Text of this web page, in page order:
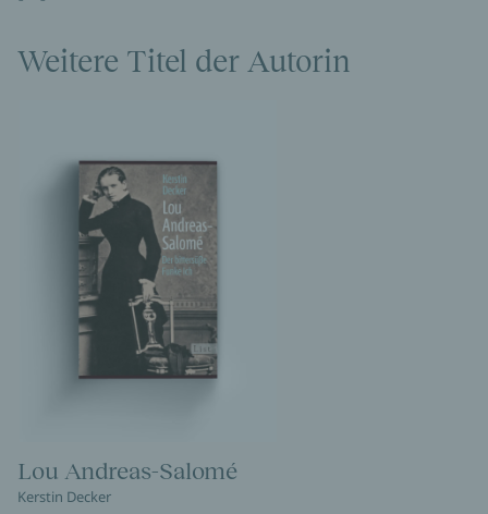
Weitere Titel der Autorin
Lou Andreas-Salomé
Kerstin Decker